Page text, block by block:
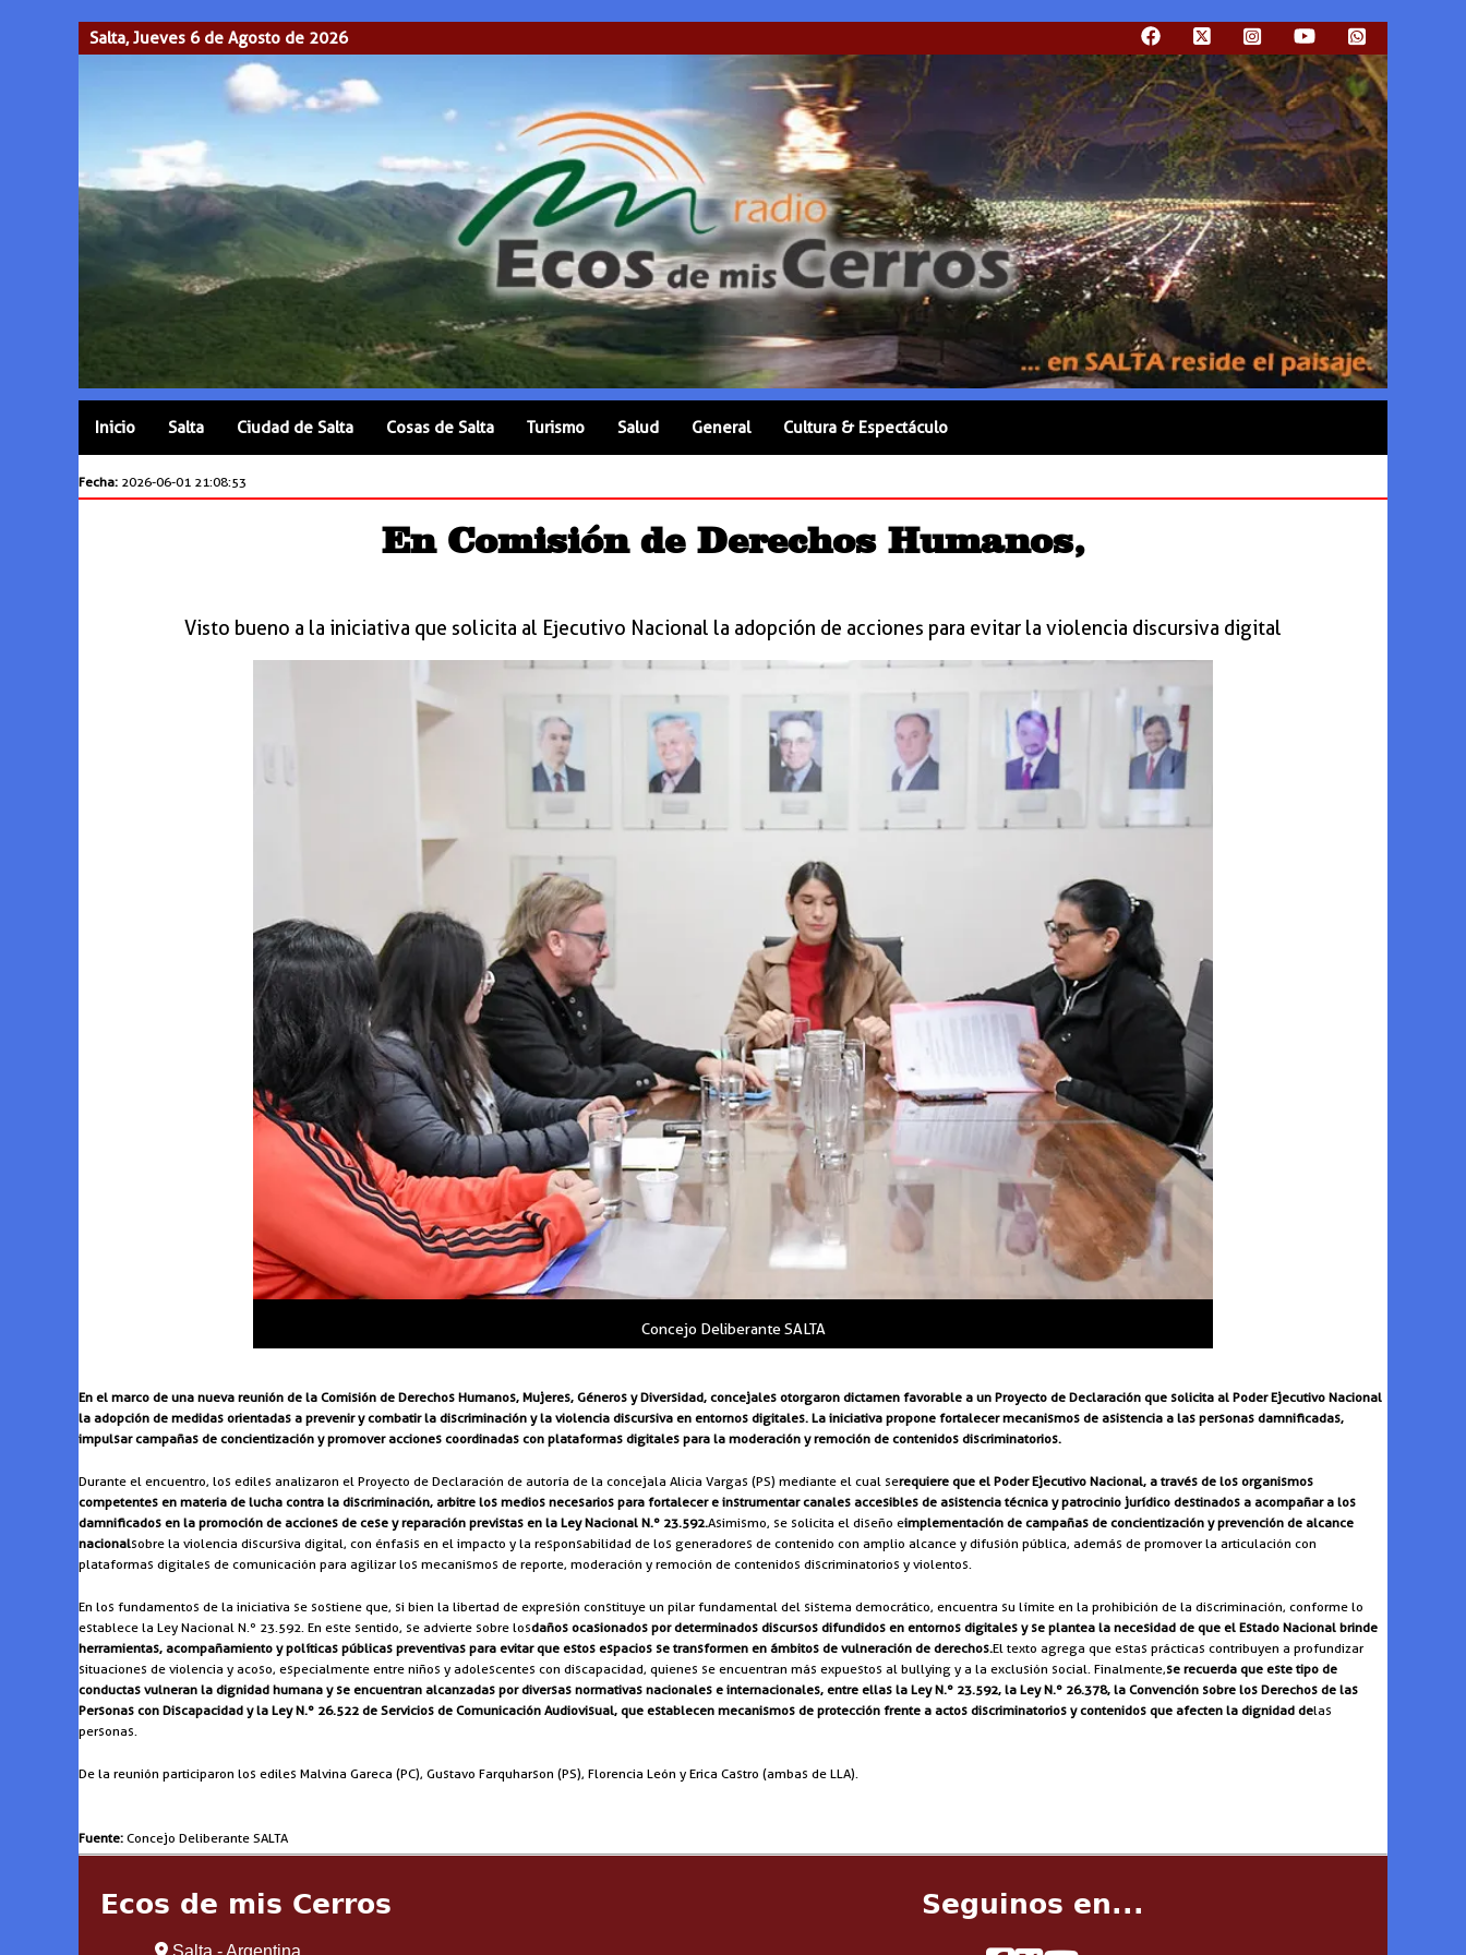
Salta, Jueves 6 de Agosto de 2026
Inicio Salta Ciudad de Salta Cosas de Salta Turismo Salud General Cultura & Espectáculo
Fecha: 2026-06-01 21:08:53
En Comisión de Derechos Humanos,
Visto bueno a la iniciativa que solicita al Ejecutivo Nacional la adopción de acciones para evitar la violencia discursiva digital
Concejo Deliberante SALTA
En el marco de una nueva reunión de la Comisión de Derechos Humanos, Mujeres, Géneros y Diversidad, concejales otorgaron dictamen favorable a un Proyecto de Declaración que solicita al Poder Ejecutivo Nacional
la adopción de medidas orientadas a prevenir y combatir la discriminación y la violencia discursiva en entornos digitales. La iniciativa propone fortalecer mecanismos de asistencia a las personas damnificadas,
impulsar campañas de concientización y promover acciones coordinadas con plataformas digitales para la moderación y remoción de contenidos discriminatorios.
Durante el encuentro, los ediles analizaron el Proyecto de Declaración de autoría de la concejala Alicia Vargas (PS) mediante el cual serequiere que el Poder Ejecutivo Nacional, a través de los organismos
competentes en materia de lucha contra la discriminación, arbitre los medios necesarios para fortalecer e instrumentar canales accesibles de asistencia técnica y patrocinio jurídico destinados a acompañar a los
damnificados en la promoción de acciones de cese y reparación previstas en la Ley Nacional N.º 23.592.Asimismo, se solicita el diseño eimplementación de campañas de concientización y prevención de alcance
nacionalsobre la violencia discursiva digital, con énfasis en el impacto y la responsabilidad de los generadores de contenido con amplio alcance y difusión pública, además de promover la articulación con
plataformas digitales de comunicación para agilizar los mecanismos de reporte, moderación y remoción de contenidos discriminatorios y violentos.
En los fundamentos de la iniciativa se sostiene que, si bien la libertad de expresión constituye un pilar fundamental del sistema democrático, encuentra su límite en la prohibición de la discriminación, conforme lo
establece la Ley Nacional N.º 23.592. En este sentido, se advierte sobre losdaños ocasionados por determinados discursos difundidos en entornos digitales y se plantea la necesidad de que el Estado Nacional brinde
herramientas, acompañamiento y políticas públicas preventivas para evitar que estos espacios se transformen en ámbitos de vulneración de derechos.El texto agrega que estas prácticas contribuyen a profundizar
situaciones de violencia y acoso, especialmente entre niños y adolescentes con discapacidad, quienes se encuentran más expuestos al bullying y a la exclusión social. Finalmente,se recuerda que este tipo de
conductas vulneran la dignidad humana y se encuentran alcanzadas por diversas normativas nacionales e internacionales, entre ellas la Ley N.º 23.592, la Ley N.º 26.378, la Convención sobre los Derechos de las
Personas con Discapacidad y la Ley N.º 26.522 de Servicios de Comunicación Audiovisual, que establecen mecanismos de protección frente a actos discriminatorios y contenidos que afecten la dignidad delas
personas.
De la reunión participaron los ediles Malvina Gareca (PC), Gustavo Farquharson (PS), Florencia León y Erica Castro (ambas de LLA).
Fuente: Concejo Deliberante SALTA
Ecos de mis Cerros Seguinos en...